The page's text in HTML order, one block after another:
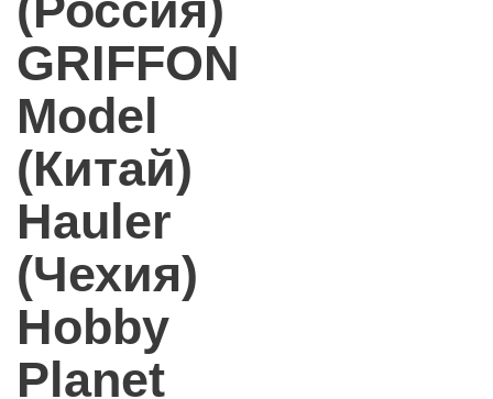
GRIFFON
Model
(Китай)
Hauler
(Чехия)
Hobby
Planet